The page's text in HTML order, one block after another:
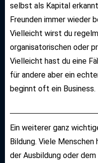
selbst als Kapital
Freunden immer wieder
Vielleicht wirst du
organisatorischen oder
Vielleicht hast du eine
für andere aber ein
beginnt oft ein Business.
Ein weiterer ganz
Bildung. Viele Menschen
der Ausbildung oder